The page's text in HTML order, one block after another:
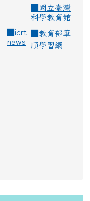
國立臺灣
科學教育館
icrt
news
教育部筆
順學習網